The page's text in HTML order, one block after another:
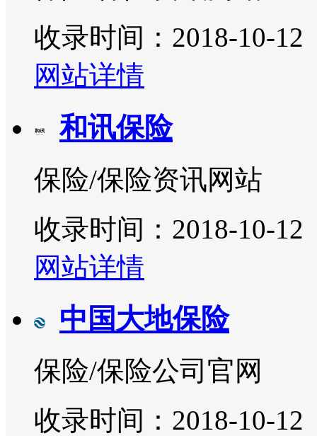
收录时间：2018-10-12
网站详情
和讯保险
保险/保险资讯网站
收录时间：2018-10-12
网站详情
中国大地保险
保险/保险公司官网
收录时间：2018-10-12